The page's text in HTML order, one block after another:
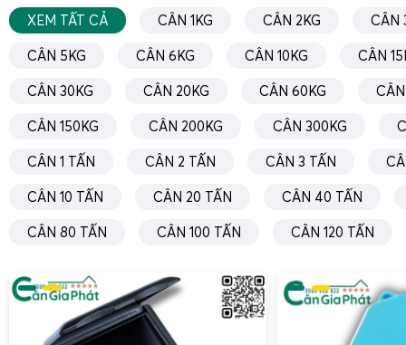
XEM TẤT CẢ CÂN 1KG CÂN 2KG CÂN
CÂN 5KG CÂN 6KG CÂN 10KG CÂN
CÂN 30KG CÂN 20KG CÂN 60KG
CÂN 150KG CÂN 200KG CÂN 300KG
CÂN 1 TẤN CÂN 2 TẤN CÂN 3 TẤN
CÂN 10 TẤN CÂN 20 TẤN CÂN 40 TẤN
CÂN 80 TẤN CÂN 100 TẤN CÂN 120 TẤN